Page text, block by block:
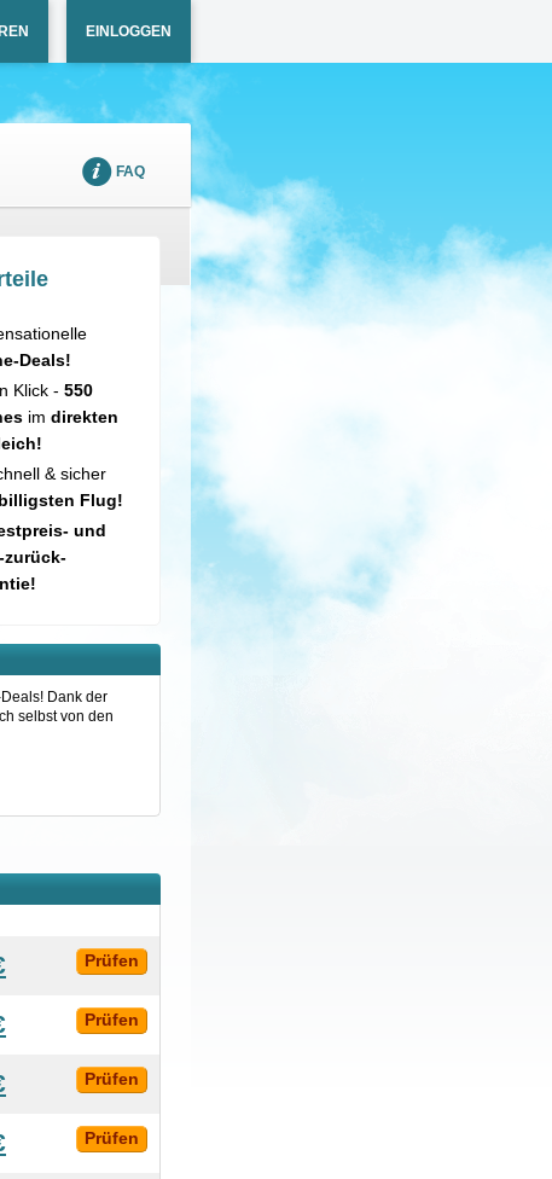
EINLOGGEN
FAQ
Deals!
Klick - 550
im direkten
& sicher
billigsten Flug!
und
zurück-
Dank der
selbst von den
Prüfen
Prüfen
Prüfen
Prüfen